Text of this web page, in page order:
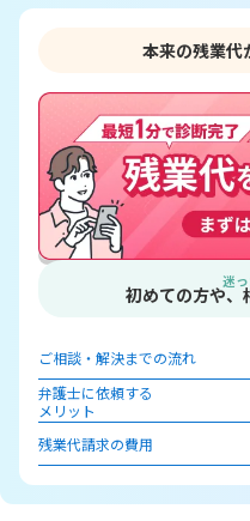
本来の残業代
迷
初めての方や、
ご相談・解決までの流れ
弁護士に依頼する
メリット
残業代請求の費用